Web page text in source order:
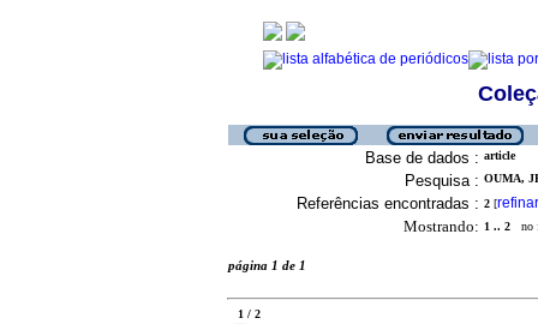
Base de dados : article
Pesquisa : OUMA,
Referências encontradas : 2 [refinar
Mostrando: 1 .. 2 no
página 1 de 1
1 / 2